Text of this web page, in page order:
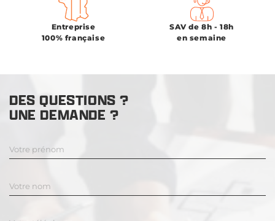
Entreprise
100% française
SAV de 8h - 18h
en semaine
DES QUESTIONS ?
UNE DEMANDE ?